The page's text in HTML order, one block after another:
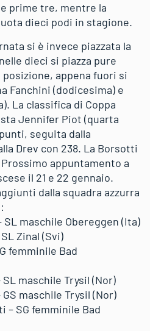
prime tre, mentre la
dieci podi in stagione.
si è invece piazzata la
dieci si piazza pure
posizione, appena fuori si
Fanchini (dodicesima) e
La classifica di Coppa
Jennifer Piot (quarta
seguita dalla
Drev con 238. La Borsotti
appuntamento a
il 21 e 22 gennaio.
dalla squadra azzurra
SL maschile Obereggen (Ita)
Zinal (Svi)
femminile Bad
maschile Trysil (Nor)
maschile Trysil (Nor)
– SG femminile Bad